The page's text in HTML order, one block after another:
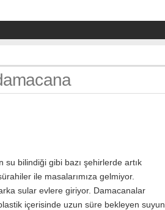
su bilindiği gibi bazı şehirlerde artık
ile masalarımıza gelmiyor.
sular evlere giriyor. Damacanalar
içerisinde uzun süre bekleyen suyun